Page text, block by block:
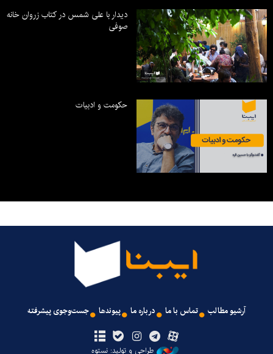
دیدار با علی شمس در کتاب زروان خانه
صوفی
حکومت و ادبیات
آرشیو مطالب تماس با ما درباره ما پیوندها جست‌وجوی پیشرفته
طراحی و تولید: نستوه